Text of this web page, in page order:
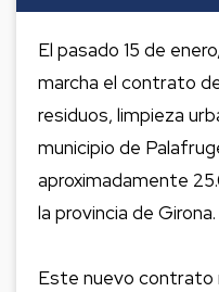
El pasado 15 de
marcha el contrato
residuos, limpieza
municipio de
aproximadamente
la provincia de Girona.
Este nuevo contrato